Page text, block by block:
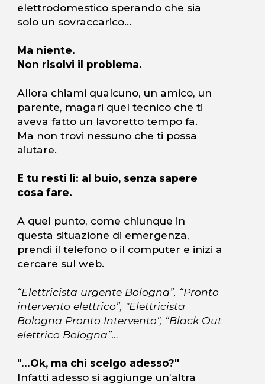
elettrodomestico sperando che sia
solo un sovraccarico…
Ma niente.
Non risolvi il problema.
Allora chiami qualcuno, un amico, un
parente, magari quel tecnico che ti
aveva fatto un lavoretto tempo fa.
Ma non trovi nessuno che ti possa
aiutare.
E tu resti lì: al buio, senza sapere
cosa fare.
A quel punto, come chiunque in
questa situazione di emergenza,
prendi il telefono o il computer e inizi a
cercare sul web.
“Elettricista urgente Bologna”, “Pronto
intervento elettrico”, "Elettricista
Bologna Pronto Intervento", “Black Out
elettrico Bologna”…
"...Ok, ma chi scelgo adesso?"
Infatti adesso si aggiunge un’altra